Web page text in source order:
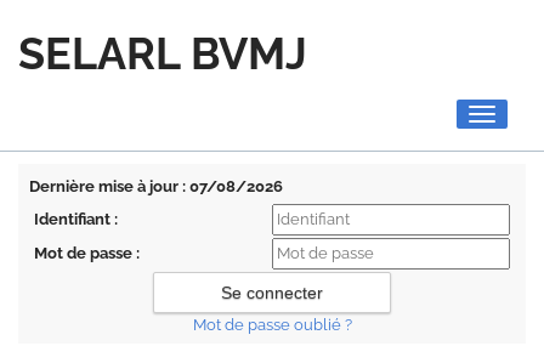
SELARL BVMJ
Toggle
Dernière mise à jour : 07/08/2026
Identifiant :
Mot de passe :
Mot de passe oublié ?